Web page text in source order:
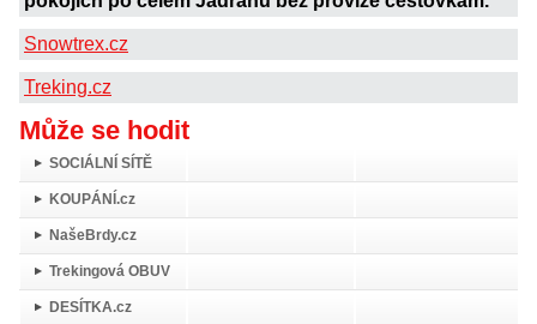
Snowtrex.cz
Treking.cz
Může se hodit
SOCIÁLNÍ SÍTĚ
KOUPÁNÍ.cz
NašeBrdy.cz
Trekingová OBUV
DESÍTKA.cz